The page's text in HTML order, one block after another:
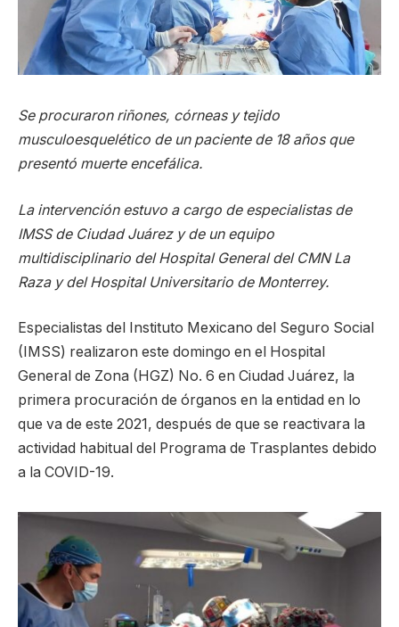
Se procuraron riñones, córneas y tejido
musculoesquelético de un paciente de 18 años que
presentó muerte encefálica.
La intervención estuvo a cargo de especialistas de
IMSS de Ciudad Juárez y de un equipo
multidisciplinario del Hospital General del CMN La
Raza y del Hospital Universitario de Monterrey.
Especialistas del Instituto Mexicano del Seguro Social
(IMSS) realizaron este domingo en el Hospital
General de Zona (HGZ) No. 6 en Ciudad Juárez, la
primera procuración de órganos en la entidad en lo
que va de este 2021, después de que se reactivara la
actividad habitual del Programa de Trasplantes debido
a la COVID-19.